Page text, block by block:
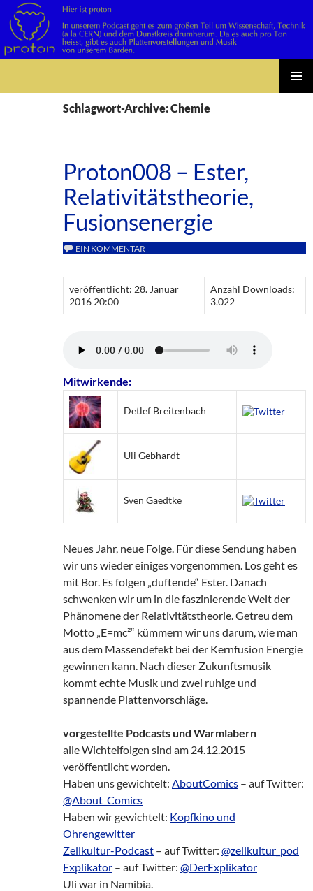
Schlagwort-Archive: Chemie
Proton008 – Ester,
Relativitätstheorie,
Fusionsenergie
EIN KOMMENTAR
veröffentlicht: 28. Januar
2016 20:00
Anzahl Downloads:
3.022
Mitwirkende:
Detlef Breitenbach
Uli Gebhardt
Sven Gaedtke
Neues Jahr, neue Folge. Für diese Sendung haben
wir uns wieder einiges vorgenommen. Los geht es
mit Bor. Es folgen „duftende“ Ester. Danach
schwenken wir um in die faszinierende Welt der
Phänomene der Relativitätstheorie. Getreu dem
Motto „E=mc²“ kümmern wir uns darum, wie man
aus dem Massendefekt bei der Kernfusion Energie
gewinnen kann. Nach dieser Zukunftsmusik
kommt echte Musik und zwei ruhige und
spannende Plattenvorschläge.
vorgestellte Podcasts und Warmlabern
alle Wichtelfolgen sind am 24.12.2015
veröffentlicht worden.
Haben uns gewichtelt: AboutComics – auf Twitter:
@About_Comics
Haben wir gewichtelt: Kopfkino und
Ohrengewitter
Zellkultur-Podcast – auf Twitter: @zellkultur_pod
Explikator – auf Twitter: @DerExplikator
Uli war in Namibia.